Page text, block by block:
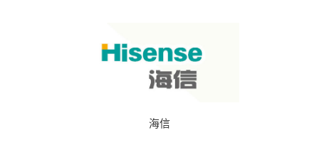
海信